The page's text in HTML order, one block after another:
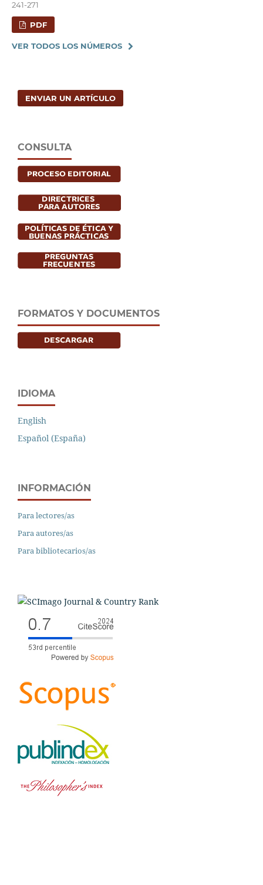
241-271
PDF
VER TODOS LOS NÚMEROS
ENVIAR UN ARTÍCULO
CONSULTA
FORMATOS Y DOCUMENTOS
IDIOMA
English
Español (España)
INFORMACIÓN
Para lectores/as
Para autores/as
Para bibliotecarios/as